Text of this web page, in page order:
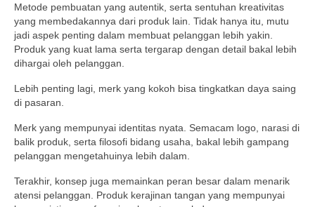
Metode pembuatan yang autentik, serta sentuhan kreativitas
yang membedakannya dari produk lain. Tidak hanya itu, mutu
jadi aspek penting dalam membuat pelanggan lebih yakin.
Produk yang kuat lama serta tergarap dengan detail bakal lebih
dihargai oleh pelanggan.
Lebih penting lagi, merk yang kokoh bisa tingkatkan daya saing
di pasaran.
Merk yang mempunyai identitas nyata. Semacam logo, narasi di
balik produk, serta filosofi bidang usaha, bakal lebih gampang
pelanggan mengetahuinya lebih dalam.
Terakhir, konsep juga memainkan peran besar dalam menarik
atensi pelanggan. Produk kerajinan tangan yang mempunyai